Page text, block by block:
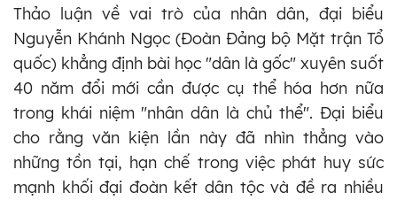
Thảo luận về vai trò của nhân dân, đại biểu
Nguyễn Khánh Ngọc (Đoàn Đảng bộ Mặt trận Tổ
quốc) khẳng định bài học "dân là gốc" xuyên suốt
40 năm đổi mới cần được cụ thể hóa hơn nữa
trong khái niệm "nhân dân là chủ thể". Đại biểu
cho rằng văn kiện lần này đã nhìn thẳng vào
những tồn tại, hạn chế trong việc phát huy sức
mạnh khối đại đoàn kết dân tộc và đề ra nhiều